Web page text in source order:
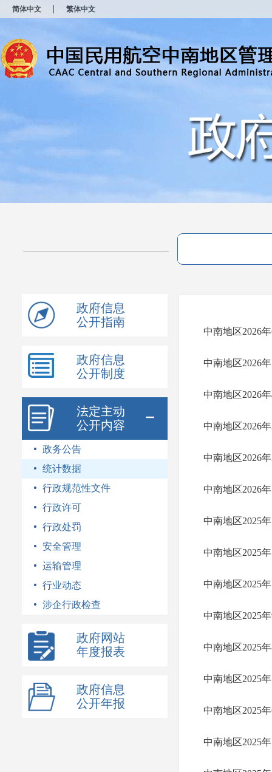
简体中文 繁体中文
政府信息
公开指南
政府信息
公开制度
法定主动
公开内容
政务公告
统计数据
行政规范性文件
行政许可
行政处罚
安全管理
运输管理
行业动态
涉企行政检查
政府网站
年度报表
政府信息
公开年报
中南地区2026
中南地区2026
中南地区2026
中南地区2026
中南地区2026
中南地区2026
中南地区2025
中南地区2025
中南地区2025
中南地区2025
中南地区2025
中南地区2025
中南地区2025
中南地区2025
窗
打
开
无
障